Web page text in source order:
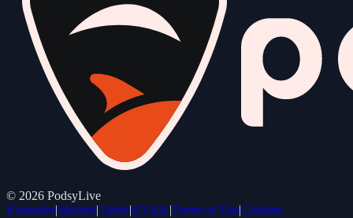
© 2026 PodsyLive
Konserler|Şehirler|Türler|KVKK|Terms of Use|Cookies